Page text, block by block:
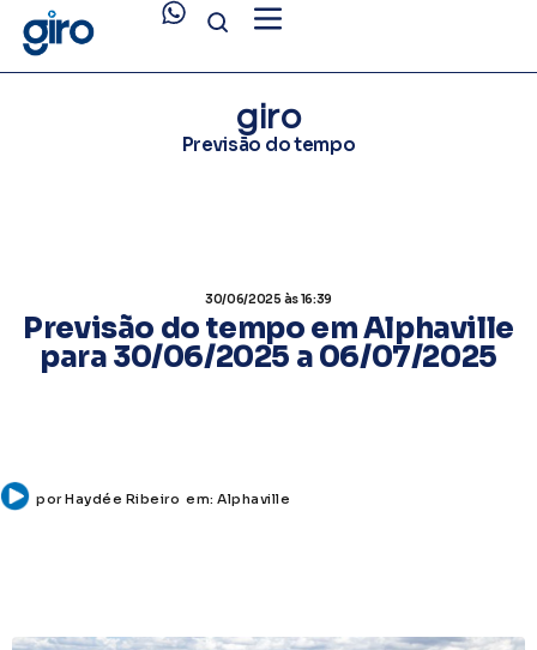
giro
Previsão do tempo
30/06/2025 às 16:39
Previsão do tempo em Alphaville
para 30/06/2025 a 06/07/2025
porHaydée Ribeiro em: Alphaville